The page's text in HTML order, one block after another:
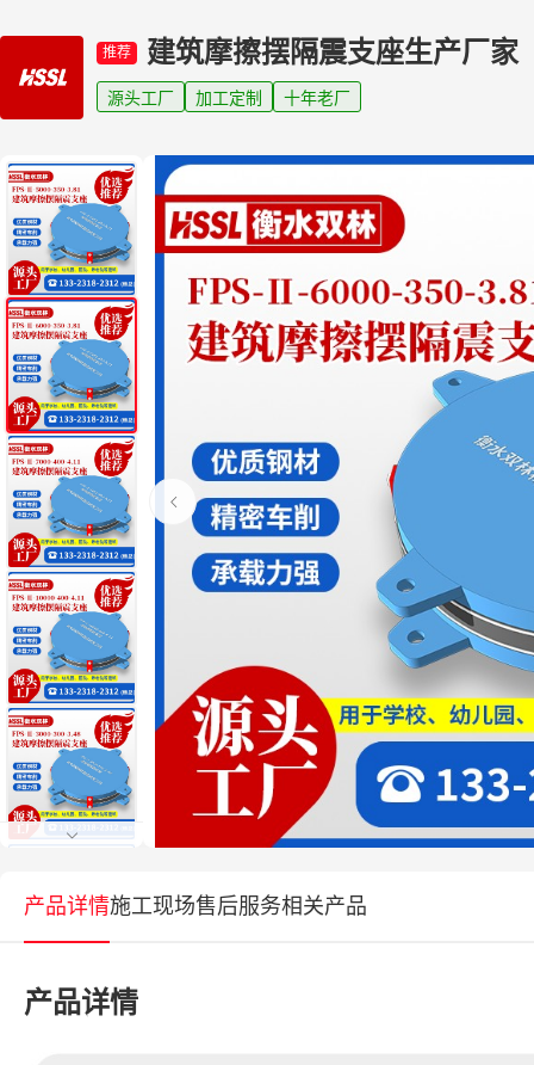
推荐 建筑摩擦摆隔震支座生产厂家
源头工厂 加工定制 十年老厂
产品详情施工现场售后服务相关产品
产品详情